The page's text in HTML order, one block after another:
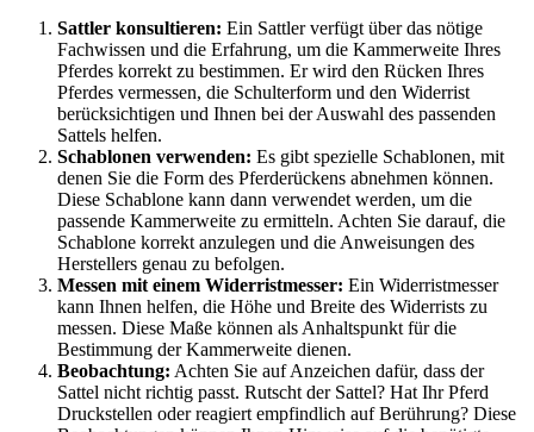
Sattler konsultieren: Ein Sattler verfügt über das nötige
Fachwissen und die Erfahrung, um die Kammerweite Ihres
Pferdes korrekt zu bestimmen. Er wird den Rücken Ihres
Pferdes vermessen, die Schulterform und den Widerrist
berücksichtigen und Ihnen bei der Auswahl des passenden
Sattels helfen.
Schablonen verwenden: Es gibt spezielle Schablonen, mit
denen Sie die Form des Pferderückens abnehmen können.
Diese Schablone kann dann verwendet werden, um die
passende Kammerweite zu ermitteln. Achten Sie darauf, die
Schablone korrekt anzulegen und die Anweisungen des
Herstellers genau zu befolgen.
Messen mit einem Widerristmesser: Ein Widerristmesser
kann Ihnen helfen, die Höhe und Breite des Widerrists zu
messen. Diese Maße können als Anhaltspunkt für die
Bestimmung der Kammerweite dienen.
Beobachtung: Achten Sie auf Anzeichen dafür, dass der
Sattel nicht richtig passt. Rutscht der Sattel? Hat Ihr Pferd
Druckstellen oder reagiert empfindlich auf Berührung? Diese